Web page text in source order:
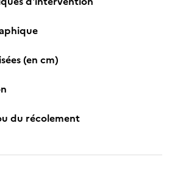
(en cm)
du récolement